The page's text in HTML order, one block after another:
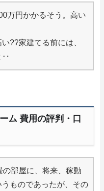
万円かかるそう。高い
??家建てる前には、
‥
ム 費用の評判・口
部屋に、将来、稼動
ものであったが、その